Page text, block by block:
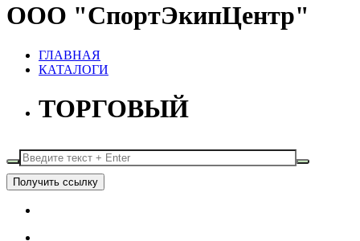
ООО "СпортЭкипЦентр"
ГЛАВНАЯ
КАТАЛОГИ
ТОРГОВЫЙ
Получить ссылку